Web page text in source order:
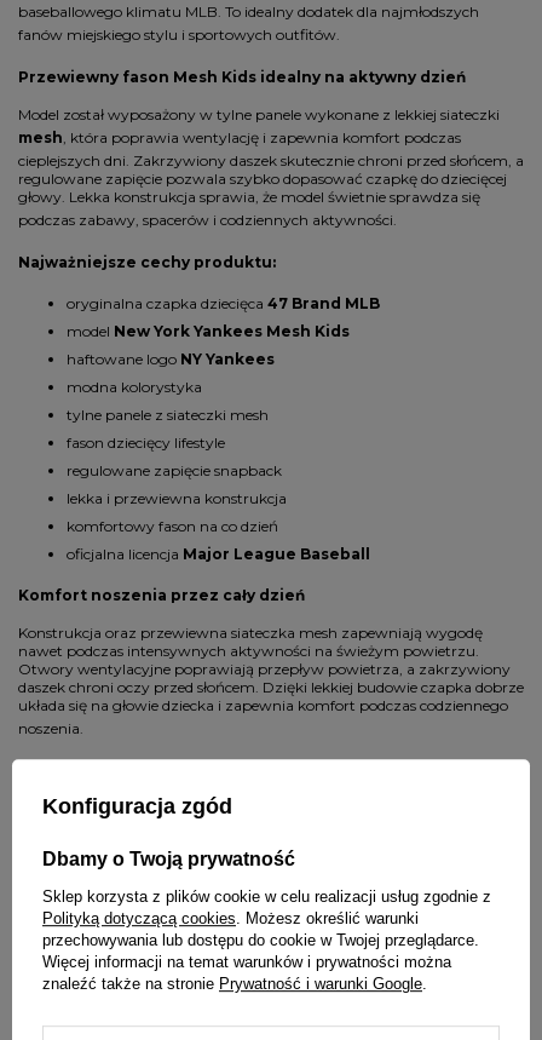
baseballowego klimatu MLB. To idealny dodatek dla najmłodszych
fanów miejskiego stylu i sportowych outfitów.
Przewiewny fason Mesh Kids idealny na aktywny dzień
Model został wyposażony w tylne panele wykonane z lekkiej siateczki
mesh , która poprawia wentylację i zapewnia komfort podczas
cieplejszych dni. Zakrzywiony daszek skutecznie chroni przed słońcem, a
regulowane zapięcie pozwala szybko dopasować czapkę do dziecięcej
głowy. Lekka konstrukcja sprawia, że model świetnie sprawdza się
podczas zabawy, spacerów i codziennych aktywności.
Najważniejsze cechy produktu:
oryginalna czapka dziecięca 47 Brand MLB
model New York Yankees Mesh Kids
haftowane logo NY Yankees
modna kolorystyka
tylne panele z siateczki mesh
fason dziecięcy lifestyle
regulowane zapięcie snapback
lekka i przewiewna konstrukcja
komfortowy fason na co dzień
oficjalna licencja Major League Baseball
Komfort noszenia przez cały dzień
Konstrukcja oraz przewiewna siateczka mesh zapewniają wygodę
nawet podczas intensywnych aktywności na świeżym powietrzu.
Otwory wentylacyjne poprawiają przepływ powietrza, a zakrzywiony
daszek chroni oczy przed słońcem. Dzięki lekkiej budowie czapka dobrze
układa się na głowie dziecka i zapewnia komfort podczas codziennego
noszenia.
ModelNew York Yankees Mesh Kids
dziecięcymi bluzami oversize
legginsami i jeansami
sportowymi kompletami
sneakersami lifestyle
koszulkami baseballowymi MLB
inspirowany miejskim lifestyle’em oraz amerykańskim streetwearem dla
Konfiguracja zgód
Dbamy o Twoją prywatność
Sklep korzysta z plików cookie w celu realizacji usług zgodnie z
Polityką dotyczącą cookies. Możesz określić warunki
przechowywania lub dostępu do cookie w Twojej przeglądarce.
Więcej informacji na temat warunków i prywatności można
znaleźć także na stronie Prywatność i warunki Google.